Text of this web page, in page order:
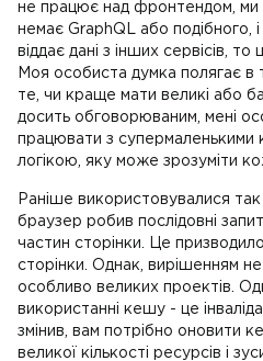
не працює над фронтендом, ми
немає GraphQL або подібного,
віддає дані з інших сервісів,
Моя особиста думка полягає
те, чи краще мати великі або
досить обговорюваним, мені
працювати з супермаленькими
логікою, яку може зрозуміти
Раніше використовувалися так
браузер робив послідовні
частин сторінки. Це
сторінки. Однак, вирішенням
особливо великих проектів.
використанні кешу - це
змінив, вам потрібно оновити
великої кількості ресурсів і